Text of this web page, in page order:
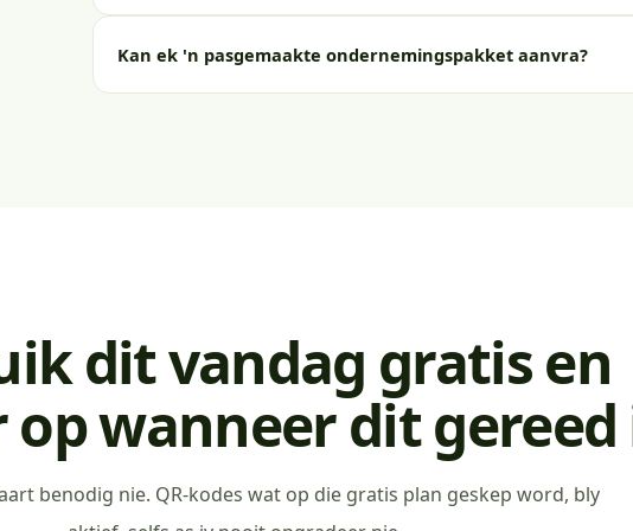
Kan ek 'n pasgemaakte ondernemingspakket aanvra?
dit vandag gratis en
op wanneer dit gereed
benodig nie. QR-kodes wat op die gratis plan geskep word, bly